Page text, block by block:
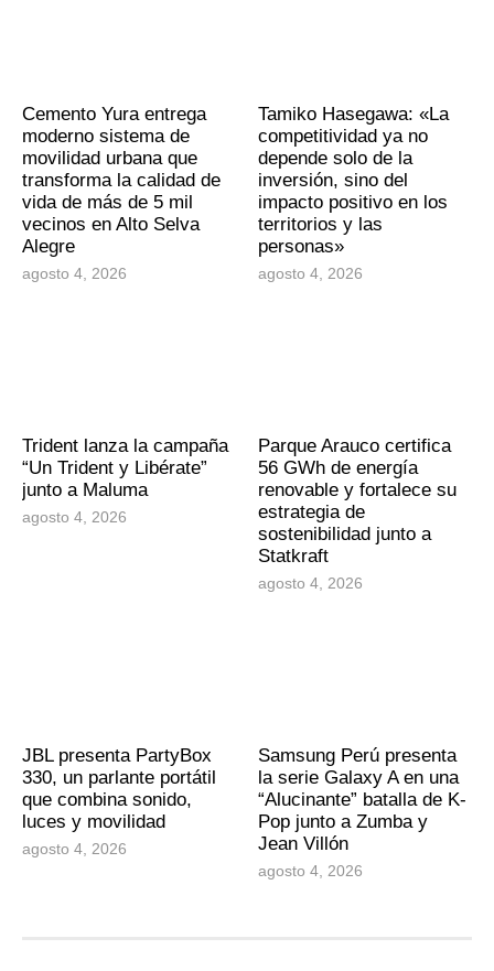
Cemento Yura entrega
moderno sistema de
movilidad urbana que
transforma la calidad de
vida de más de 5 mil
vecinos en Alto Selva
Alegre
agosto 4, 2026
Tamiko Hasegawa: «La
competitividad ya no
depende solo de la
inversión, sino del
impacto positivo en los
territorios y las
personas»
agosto 4, 2026
Trident lanza la campaña
“Un Trident y Libérate”
junto a Maluma
agosto 4, 2026
Parque Arauco certifica
56 GWh de energía
renovable y fortalece su
estrategia de
sostenibilidad junto a
Statkraft
agosto 4, 2026
JBL presenta PartyBox
330, un parlante portátil
que combina sonido,
luces y movilidad
agosto 4, 2026
Samsung Perú presenta
la serie Galaxy A en una
“Alucinante” batalla de K-
Pop junto a Zumba y
Jean Villón
agosto 4, 2026